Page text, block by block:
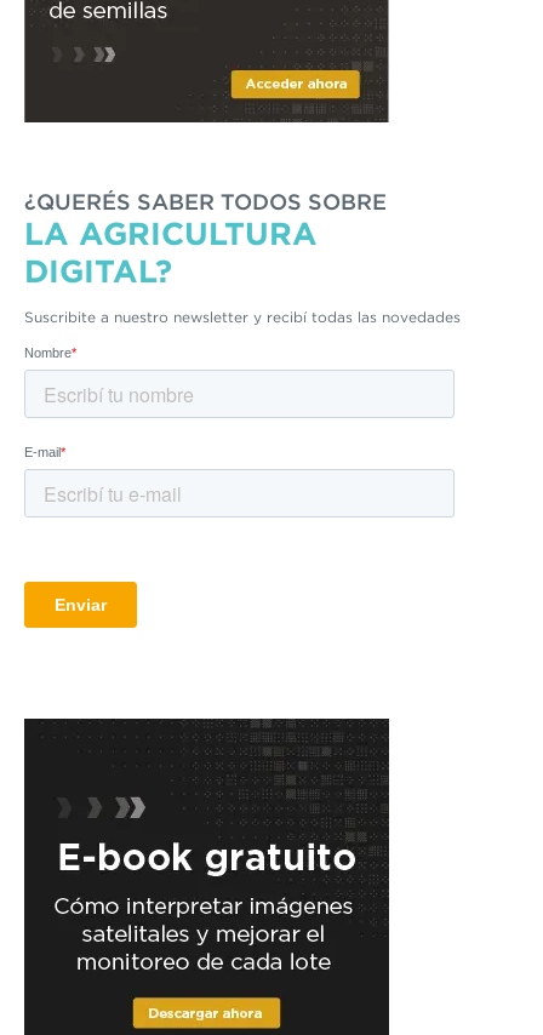
¿QUERÉS SABER TODOS SOBRE
LA AGRICULTURA
DIGITAL?
Suscribite a nuestro newsletter y recibí todas las novedades